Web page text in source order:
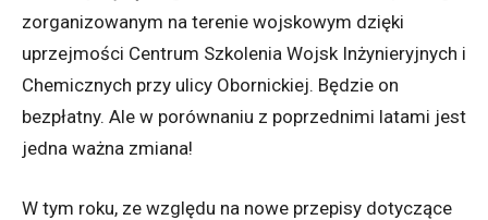
zorganizowanym na terenie wojskowym dzięki
uprzejmości Centrum Szkolenia Wojsk Inżynieryjnych i
Chemicznych przy ulicy Obornickiej. Będzie on
bezpłatny. Ale w porównaniu z poprzednimi latami jest
jedna ważna zmiana!
W tym roku, ze względu na nowe przepisy dotyczące